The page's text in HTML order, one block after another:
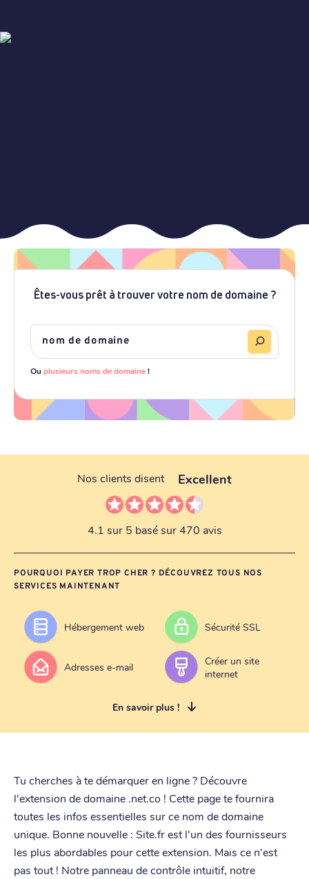
Êtes-vous prêt à trouver votre nom de domaine ?
Ouplusieurs noms de domaine!
Nos clients disent Excellent
4.1 sur 5 basé sur 470 avis
POURQUOI PAYER TROP CHER ? DÉCOUVREZ TOUS NOS
SERVICES MAINTENANT
Hébergement web Sécurité SSL
Adresses e-mail
Créer un site
internet
En savoir plus !
Tu cherches à te démarquer en ligne ? Découvre
l'extension de domaine .net.co ! Cette page te fournira
toutes les infos essentielles sur ce nom de domaine
unique. Bonne nouvelle : Site.fr est l'un des fournisseurs
les plus abordables pour cette extension. Mais ce n'est
pas tout ! Notre panneau de contrôle intuitif, notre